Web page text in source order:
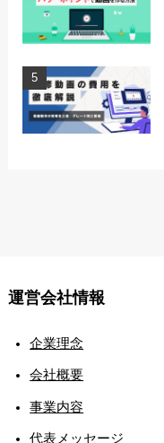
運営会社情報
企業理念
会社概要
事業内容
代表メッセージ